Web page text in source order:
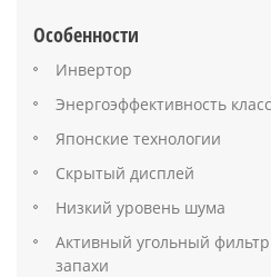
Особенности
Инвертор
Энергоэффективность
Японские технологии
Скрытый дисплей
Низкий уровень шума
Активный угольный
запахи